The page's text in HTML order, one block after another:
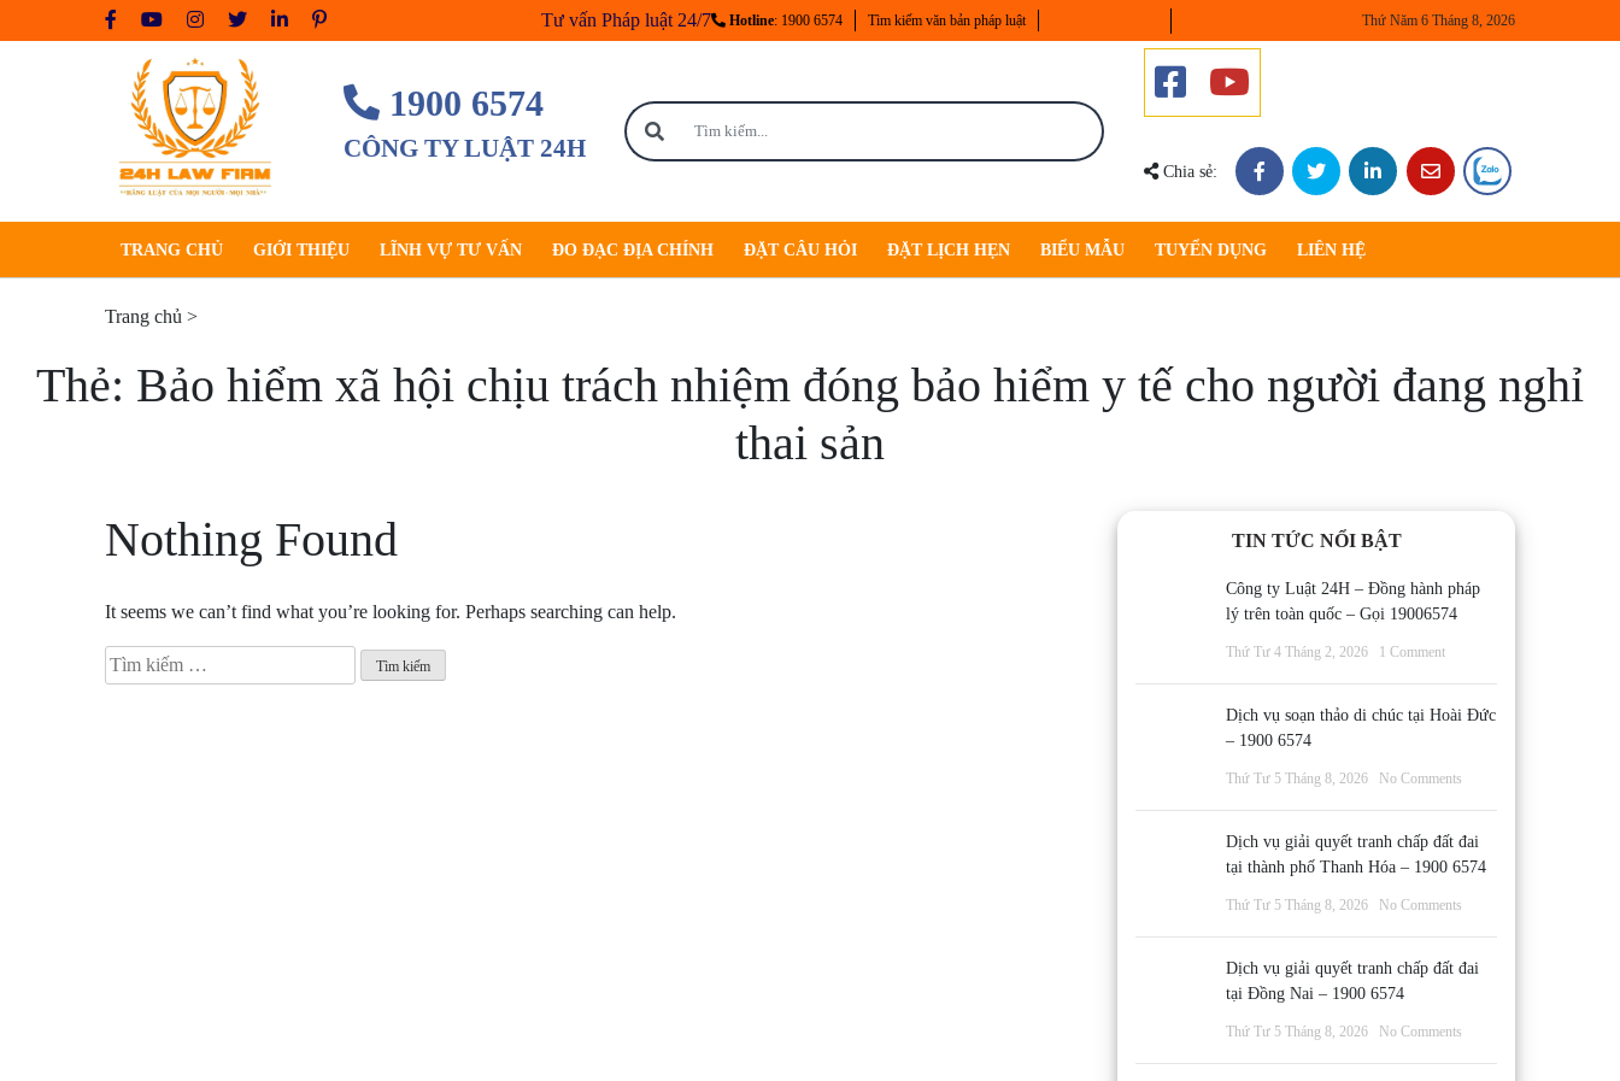
to
Tư vấn Pháp luật 24/7 Hotline: 1900 6574 Tìm kiếm văn bản pháp luật Thứ Năm 6 Tháng 8, 2026
1900 6574
CÔNG TY LUẬT 24H
Chia sẻ:
TRANG CHỦ GIỚI THIỆU LĨNH VỰ TƯ VẤN ĐO ĐẠC ĐỊA CHÍNH ĐẶT CÂU HỎI ĐẶT LỊCH HẸN BIỂU MẪU TUYỂN DỤNG LIÊN HỆ
Trang chủ >
Thẻ: Bảo hiểm xã hội chịu trách nhiệm đóng bảo hiểm y tế cho người đang nghỉ
thai sản
Nothing Found
It seems we can’t find what you’re looking for. Perhaps searching can help.
Tìm
kiếm
TIN TỨC NỔI BẬT
Công ty Luật 24H – Đồng hành pháp
lý trên toàn quốc – Gọi 19006574
Thứ Tư 4 Tháng 2, 2026 1 Comment
Dịch vụ soạn thảo di chúc tại Hoài Đức
– 1900 6574
Thứ Tư 5 Tháng 8, 2026 No Comments
Dịch vụ giải quyết tranh chấp đất đai
tại thành phố Thanh Hóa – 1900 6574
Thứ Tư 5 Tháng 8, 2026 No Comments
Dịch vụ giải quyết tranh chấp đất đai
tại Đồng Nai – 1900 6574
Thứ Tư 5 Tháng 8, 2026 No Comments